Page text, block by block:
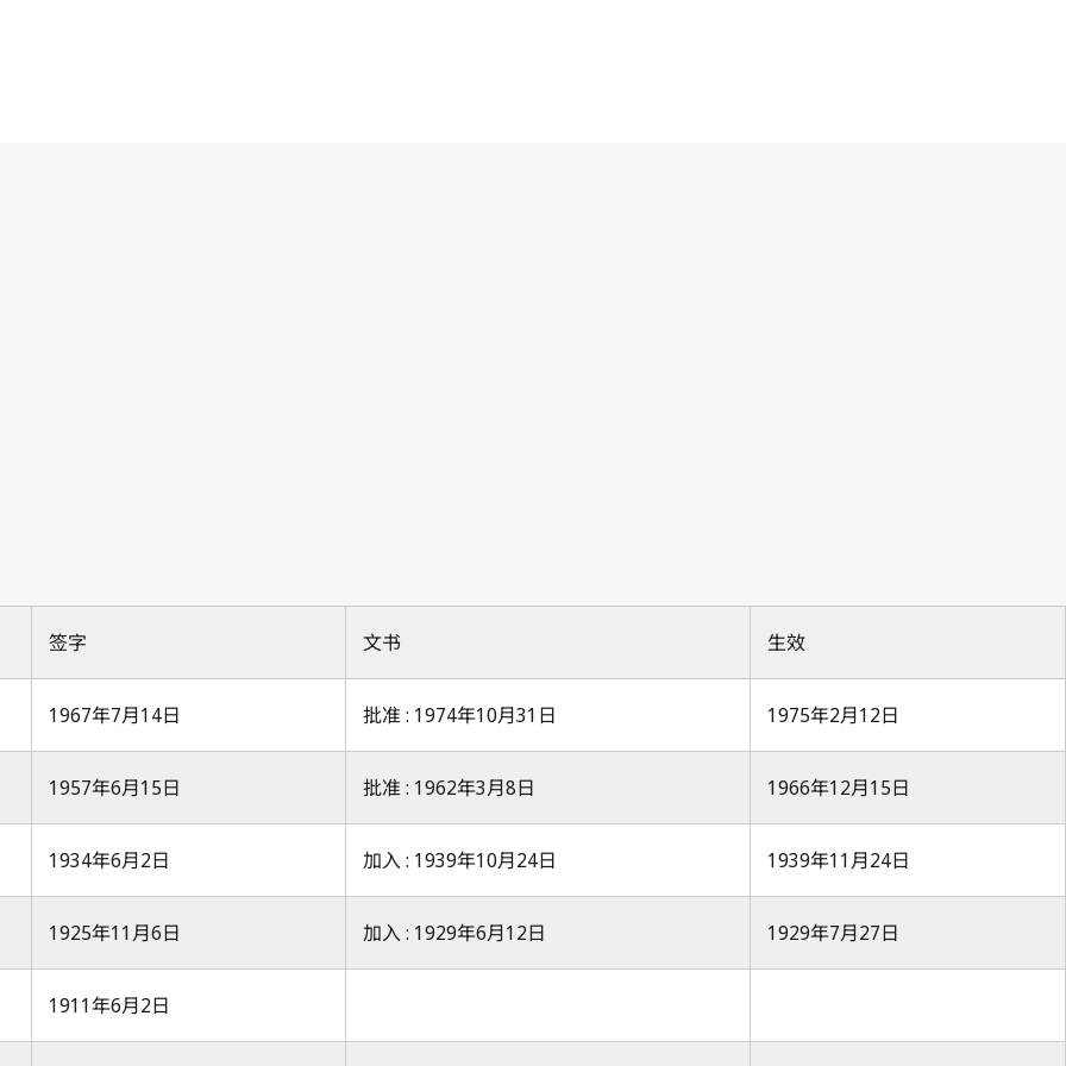
签字 文书 生效
1967年7月14日 批准 : 1974年10月31日 1975年2月12日
1957年6月15日 批准 : 1962年3月8日 1966年12月15日
1934年6月2日 加入 : 1939年10月24日 1939年11月24日
1925年11月6日 加入 : 1929年6月12日 1929年7月27日
1911年6月2日